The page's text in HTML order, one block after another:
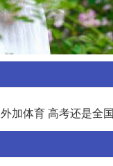
加体育 高考还是全